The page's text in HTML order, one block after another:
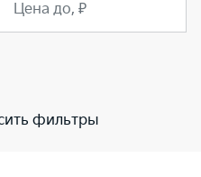
Цена до, ₽
фильтры